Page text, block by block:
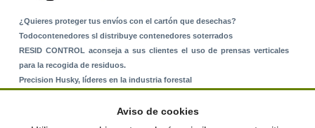
¿Quieres proteger tus envíos con el cartón que desechas?
Todocontenedores sl distribuye contenedores soterrados
RESID CONTROL aconseja a sus clientes el uso de prensas verticales
para la recogida de residuos.
Precision Husky, líderes en la industria forestal
Aviso de cookies